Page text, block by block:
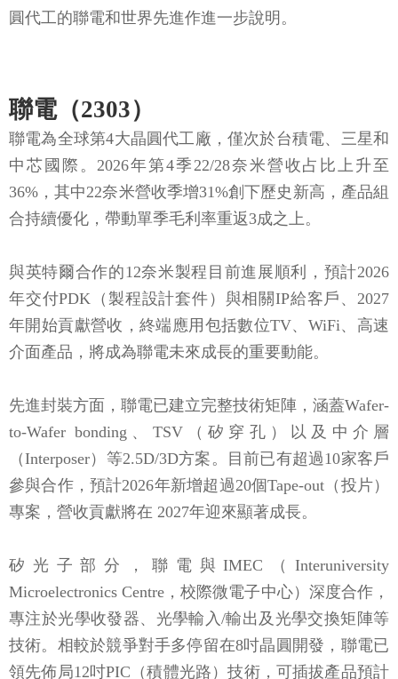
圓代工的聯電和世界先進作進一步說明。
聯電（2303）
聯電為全球第4大晶圓代工廠，僅次於台積電、三星和
中芯國際。2026年第4季22/28奈米營收占比上升至
36%，其中22奈米營收季增31%創下歷史新高，產品組
合持續優化，帶動單季毛利率重返3成之上。
與英特爾合作的12奈米製程目前進展順利，預計2026
年交付PDK（製程設計套件）與相關IP給客戶、2027
年開始貢獻營收，終端應用包括數位TV、WiFi、高速
介面產品，將成為聯電未來成長的重要動能。
先進封裝方面，聯電已建立完整技術矩陣，涵蓋Wafer-
to-Wafer bonding、TSV（矽穿孔）以及中介層
（Interposer）等2.5D/3D方案。目前已有超過10家客戶
參與合作，預計2026年新增超過20個Tape-out（投片）
專案，營收貢獻將在 2027年迎來顯著成長。
矽光子部分，聯電與IMEC（Interuniversity
Microelectronics Centre，校際微電子中心）深度合作，
專注於光學收發器、光學輸入/輸出及光學交換矩陣等
技術。相較於競爭對手多停留在8吋晶圓開發，聯電已
領先佈局12吋PIC（積體光路）技術，可插拔產品預計